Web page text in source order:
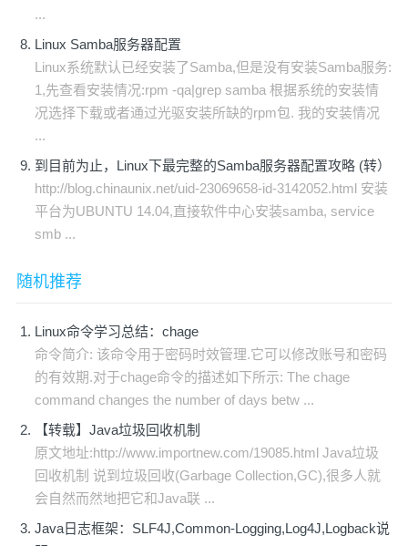
...
Linux Samba服务器配置
Linux系统默认已经安装了Samba,但是没有安装Samba服务:
1,先查看安装情况:rpm -qa|grep samba 根据系统的安装情
况选择下载或者通过光驱安装所缺的rpm包. 我的安装情况
...
到目前为止，Linux下最完整的Samba服务器配置攻略 (转）
http://blog.chinaunix.net/uid-23069658-id-3142052.html 安装
平台为UBUNTU 14.04,直接软件中心安装samba, service
smb ...
随机推荐
Linux命令学习总结：chage
命令简介: 该命令用于密码时效管理.它可以修改账号和密码
的有效期.对于chage命令的描述如下所示: The chage
command changes the number of days betw ...
【转载】Java垃圾回收机制
原文地址:http://www.importnew.com/19085.html Java垃圾
回收机制 说到垃圾回收(Garbage Collection,GC),很多人就
会自然而然地把它和Java联 ...
Java日志框架：SLF4J,Common-Logging,Log4J,Logback说